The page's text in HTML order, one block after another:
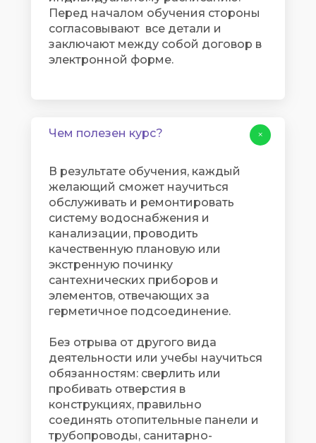
Перед началом обучения стороны
согласовывают все детали и
заключают между собой договор в
электронной форме.
Чем полезен курс?
В результате обучения, каждый
желающий сможет научиться
обслуживать и ремонтировать
систему водоснабжения и
канализации, проводить
качественную плановую или
экстренную починку
сантехнических приборов и
элементов, отвечающих за
герметичное подсоединение.
Без отрыва от другого вида
деятельности или учебы научиться
обязанностям: сверлить или
пробивать отверстия в
конструкциях, правильно
соединять отопительные панели и
трубопроводы, санитарно-
+